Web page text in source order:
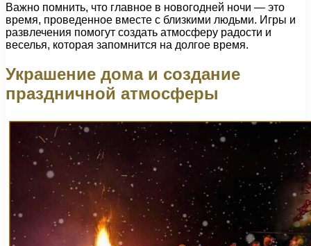
Важно помнить, что главное в новогодней ночи — это
время, проведенное вместе с близкими людьми. Игры и
развлечения помогут создать атмосферу радости и
веселья, которая запомнится на долгое время.
Украшение дома и создание
праздничной атмосферы